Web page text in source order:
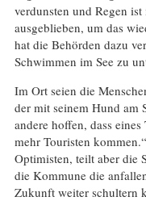
verdunsten und Regen
ausgeblieben, um das
hat die Behörden dazu
Schwimmen im See zu
Im Ort seien die
der mit seinem Hund am
andere hoffen, dass
mehr Touristen
Optimisten, teilt aber die
die Kommune die
Zukunft weiter schultern